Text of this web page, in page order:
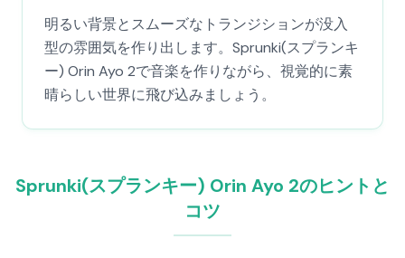
明るい背景とスムーズなトランジションが没入
型の雰囲気を作り出します。Sprunki(スプランキ
ー) Orin Ayo 2で音楽を作りながら、視覚的に素
晴らしい世界に飛び込みましょう。
Sprunki(スプランキー) Orin Ayo 2のヒントと
コツ